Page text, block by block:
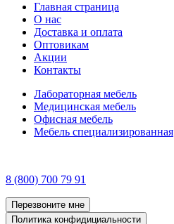
Главная страница
О нас
Доставка и оплата
Оптовикам
Акции
Контакты
Лабораторная мебель
Медицинская мебель
Офисная мебель
Мебель специализированная
8 (800) 700 79 91
Перезвоните мне
Политика конфидициальности